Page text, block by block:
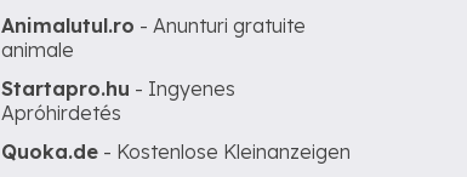
Animalutul.ro - Anunturi gratuite
animale
Startapro.hu - Ingyenes
Apróhirdetés
Quoka.de - Kostenlose Kleinanzeigen